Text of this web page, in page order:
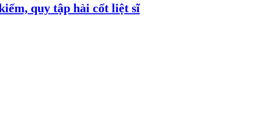
quy tập hài cốt liệt sĩ